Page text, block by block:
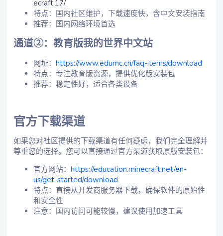
ecraft.17/
特点：国内社区维护，下载速度快，含中文安装指南
推荐：国内网络环境首选
通道②：教育版我的世界中文站​
网址： https://www.edumc.cn/faq-items/download
特点：专注教育版资源，提供优化版安装包
推荐：稳定性好，适合各类设备
官方下载渠道​
如果您对社区提供的下载渠道有任何疑虑，我们完全理解并
尊重您的选择。您可以直接通过官方渠道获取原版安装包：
官方网站： https://education.minecraft.net/en-
us/get-started/download
特点：直接从开发商服务器下载，确保软件的原始性
和安全性
注意：国内访问可能较慢，建议使用加速工具